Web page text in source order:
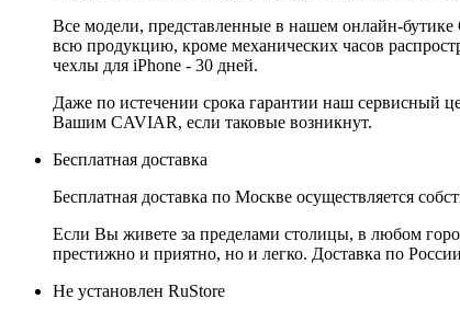
Все модели, представленные в нашем онлайн-
всю продукцию, кроме механических часов
чехлы для iPhone - 30 дней.
Даже по истечении срока гарантии наш сервисный
Вашим CAVIAR, если таковые возникнут.
Бесплатная доставка
Бесплатная доставка по Москве осуществляется
Если Вы живете за пределами столицы, в любом
престижно и приятно, но и легко. Доставка по
Не установлен RuStore